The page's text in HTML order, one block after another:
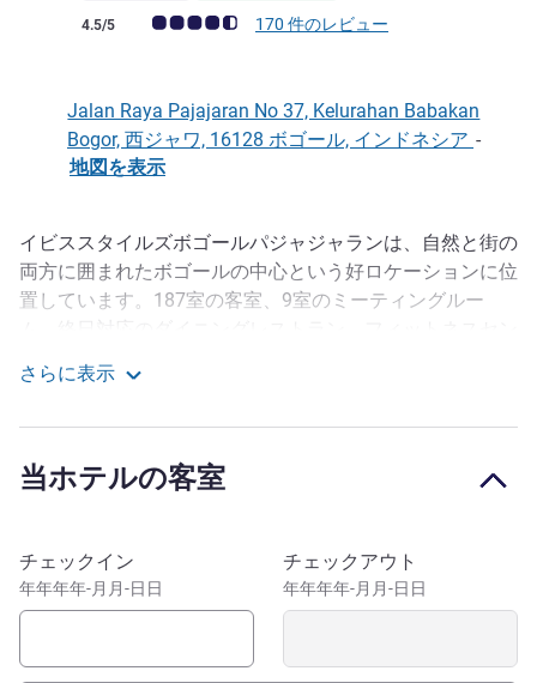
お客さまの声 (確認済みレビュー アコーホテルズ)
4.5/5 170 件のレビュー
Jalan Raya Pajajaran No 37, Kelurahan Babakan
Bogor, 西ジャワ, 16128 ボゴール, インドネシア -
地図を表示
説明
イビススタイルズボゴールパジャジャランは、自然と街の
両方に囲まれたボゴールの中心という好ロケーションに位
置しています。187室の客室、9室のミーティングルー
ター、キッズコーナーを備え、料金所にすぐにアクセスで
きる場所に位置しています。ボゴール植物園の真向かい側
当ホテルはボゴールの中心部に位置し、自然と街に囲まれ
ス、観光名所へは徒歩すぐです。
当ホテルへようこそ。Jalan Pajajaran (市内の主要道路
ビススタイルズボゴールパジャジャランでは、ご自宅のよ
さらに表示
当ホテルの客室
このホテルを予約
チェックイン
年年年年-月月-日日
チェックアウト
年年年年-月月-日日